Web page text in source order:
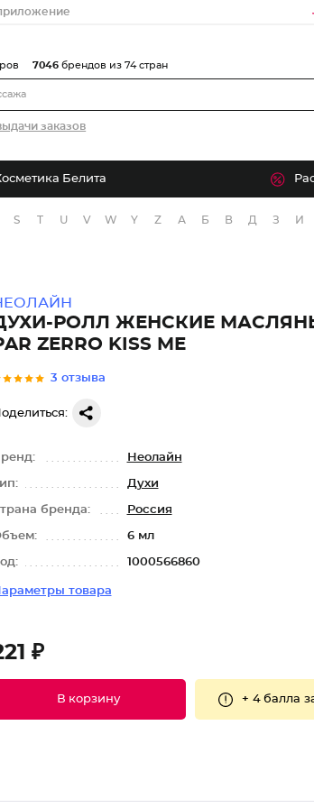
заказов
7046 брендов из 74 стран
Белита
S T U V W Y Z А Б В Д З И
РОЛЛ ЖЕНСКИЕ
ZERRO KISS ME
3 отзыва
Неолайн
Духи
бренда: Россия
6 мл
1000566860
товара
₽
В корзину + 4 балла